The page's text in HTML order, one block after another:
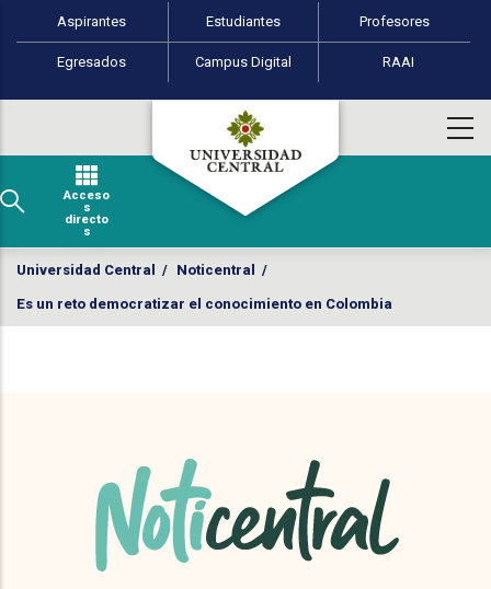
Pasar al contenido principal
Perfiles de usuario
Aspirantes Estudiantes Profesores
Egresados Campus Digital RAAI
Acceso
s
directo
s
Universidad Central / Noticentral /
Es un reto democratizar el conocimiento en Colombia